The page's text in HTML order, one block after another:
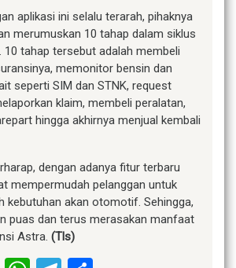
aplikasi ini selalu terarah, pihaknya
merumuskan 10 tahap dalam siklus
10 tahap tersebut adalah membeli
memonitor bensin dan
seperti SIM dan STNK, request
klaim, membeli peralatan,
hingga akhirnya menjual kembali
dengan adanya fitur terbaru
mempermudah pelanggan untuk
kebutuhan akan otomotif. Sehingga,
puas dan terus merasakan manfaat
Astra. (Tls)